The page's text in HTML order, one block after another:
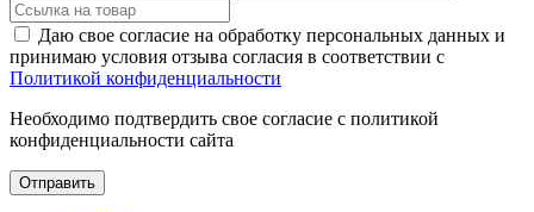
Даю свое согласие на обработку персональных данных и
принимаю условия отзыва согласия в соответствии с
Политикой конфиденциальности
Необходимо подтвердить свое согласие с политикой
конфиденциальности сайта
Отправить